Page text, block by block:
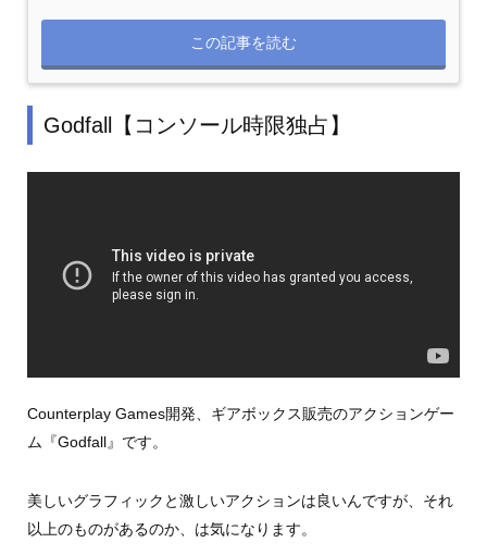
この記事を読む
Godfall【コンソール時限独占】
Counterplay Games開発、ギアボックス販売のアクションゲー
ム『Godfall』です。
美しいグラフィックと激しいアクションは良いんですが、それ
以上のものがあるのか、は気になります。